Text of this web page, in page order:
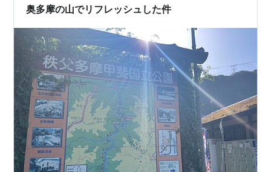
し…
奥多摩の山でリフレッシュした件